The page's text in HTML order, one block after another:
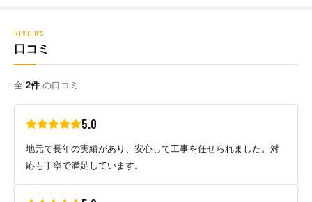
REVIEWS
口コミ
全 2件 の口コミ
5.0
地元で長年の実績があり、安心して工事を任せられました。対
応も丁寧で満足しています。